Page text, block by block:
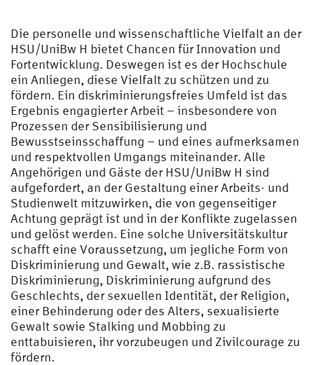
Die personelle und wissenschaftliche Vielfalt an der
HSU/UniBw H bietet Chancen für Innovation und
Fortentwicklung. Deswegen ist es der Hochschule
ein Anliegen, diese Vielfalt zu schützen und zu
fördern. Ein diskriminierungsfreies Umfeld ist das
Ergebnis engagierter Arbeit – insbesondere von
Prozessen der Sensibilisierung und
Bewusstseinsschaffung – und eines aufmerksamen
und respektvollen Umgangs miteinander. Alle
Angehörigen und Gäste der HSU/UniBw H sind
aufgefordert, an der Gestaltung einer Arbeits- und
Studienwelt mitzuwirken, die von gegenseitiger
Achtung geprägt ist und in der Konflikte zugelassen
und gelöst werden. Eine solche Universitätskultur
schafft eine Voraussetzung, um jegliche Form von
Diskriminierung und Gewalt, wie z.B. rassistische
Diskriminierung, Diskriminierung aufgrund des
Geschlechts, der sexuellen Identität, der Religion,
einer Behinderung oder des Alters, sexualisierte
Gewalt sowie Stalking und Mobbing zu
enttabuisieren, ihr vorzubeugen und Zivilcourage zu
fördern.